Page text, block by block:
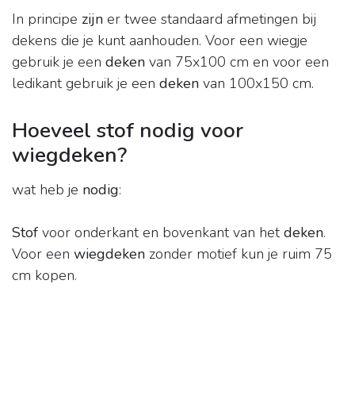
In principe zijn er twee standaard afmetingen bij
dekens die je kunt aanhouden. Voor een wiegje
gebruik je een deken van 75x100 cm en voor een
ledikant gebruik je een deken van 100x150 cm.
Hoeveel stof nodig voor
wiegdeken?
wat heb je nodig:
Stof voor onderkant en bovenkant van hetdeken.
Voor een wiegdeken zonder motief kun je ruim 75
cm kopen.